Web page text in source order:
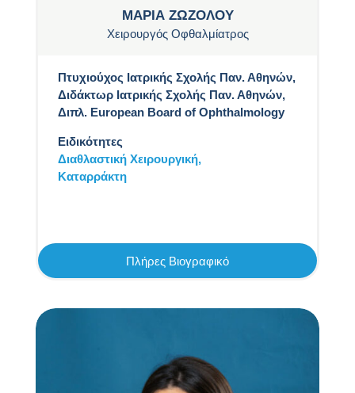
ΜΑΡΙΑ ΖΩΖΟΛΟΥ
Χειρουργός Οφθαλμίατρος
Πτυχιούχος Ιατρικής Σχολής Παν. Αθηνών,
Διδάκτωρ Ιατρικής Σχολής Παν. Αθηνών,
Διπλ. European Board of Ophthalmology
Ειδικότητες
Διαθλαστική Χειρουργική,
Καταρράκτη
Πλήρες Βιογραφικό